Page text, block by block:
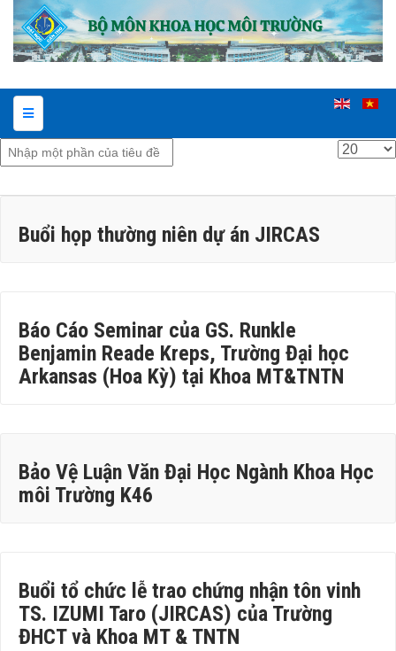
Nhập
một
phần
tiêu
Hiển
#
Buổi họp thường niên dự án JIRCAS
Báo Cáo Seminar của GS. Runkle
Benjamin Reade Kreps, Trường Đại học
Arkansas (Hoa Kỳ) tại Khoa MT&TNTN
Bảo Vệ Luận Văn Đại Học Ngành Khoa Học
môi Trường K46
Buổi tổ chức lễ trao chứng nhận tôn vinh
TS. IZUMI Taro (JIRCAS) của Trường
ĐHCT và Khoa MT & TNTN